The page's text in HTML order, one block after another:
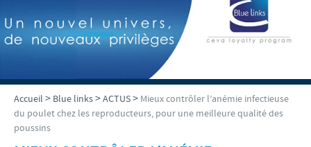
QUI SOMMES-NOUS?
Aperçu de la société
Ceva Santé Animale Tunisie
Production
PRODUITS
Volailles
Ovins - Caprins
ACTUALITÉS ET MÉDIA
Ceva News
RESPONSABILITÉS
Accueil > Blue links>ACTUS> Mieux contrôler l’anémie infectieuse
du poulet chez les reproducteurs, pour une meilleure qualité des
poussins